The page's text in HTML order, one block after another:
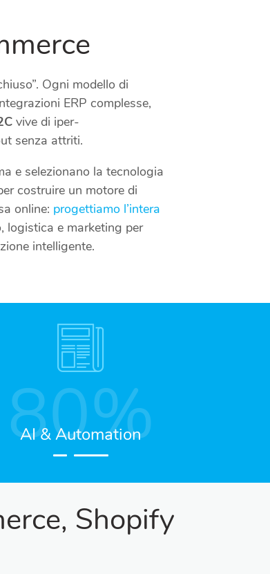
Ogni modello di
ERP complesse,
vive di iper-
senza attriti.
e selezionano la tecnologia
costruire un motore di
online: progettiamo l’intera
logistica e marketing per
intelligente.
80%
AI & Automation
Shopify